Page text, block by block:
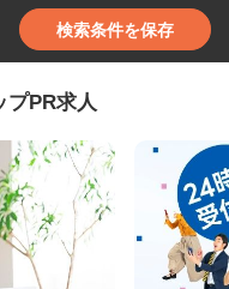
検索条件を保存
プPR求人